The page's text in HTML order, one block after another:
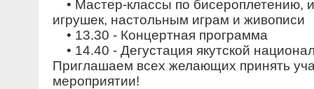
• Мастер-классы по бисероплетению,
игрушек, настольным играм и живописи
• 13.30 - Концертная программа
• 14.40 - Дегустация якутской
Приглашаем всех желающих принять
мероприятии!